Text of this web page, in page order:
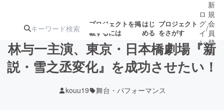
プロジェクトを掲
載するには
はじ
める
プロジェクト
をさがす
ターン
注目の新着プロ
ジェクト
ロジェクト
ロ
グ
イ
ン
/
新
規
会
員
登
録
林与一主演、東京・日本橋劇場『新
説・雪之丞変化』を成功させたい！
kouu19 舞台・パフォーマンス